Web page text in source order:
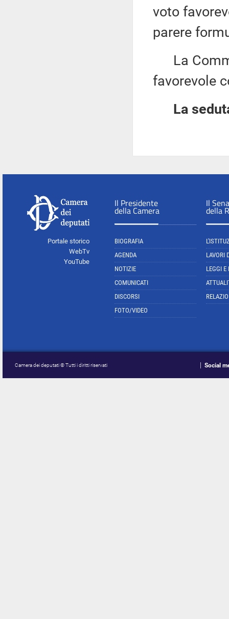
voto
parere
La
favorevole
La
Portale storico
WebTv
YouTube
Il Presidente
della Camera
BIOGRAFIA
AGENDA
NOTIZIE
COMUNICATI
DISCORSI
FOTO/VIDEO
Il
della
LAVORI
LEGGI E
Camera dei deputati © Tutti i diritti riservati Social